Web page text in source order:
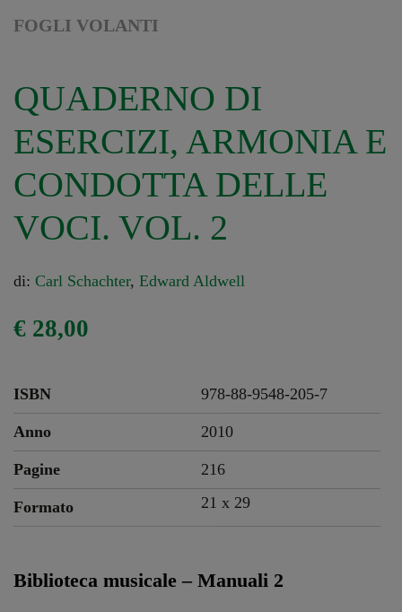
FOGLI VOLANTI
QUADERNO DI
ESERCIZI, ARMONIA E
CONDOTTA DELLE
VOCI. VOL. 2
di: Carl Schachter, Edward Aldwell
€ 28,00
ISBN 978-88-9548-205-7
Anno 2010
Pagine 216
Formato 21 x 29
Biblioteca musicale – Manuali 2